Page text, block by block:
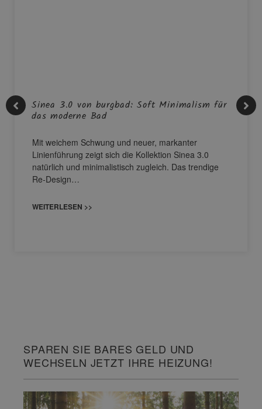
Sinea 3.0 von burgbad: Soft Minimalism für
das moderne Bad
Mit weichem Schwung und neuer, markanter
Linienführung zeigt sich die Kollektion Sinea 3.0
natürlich und minimalistisch zugleich. Das trendige
Re-Design…
WEITERLESEN >>
SPAREN SIE BARES GELD UND
WECHSELN JETZT IHRE HEIZUNG!